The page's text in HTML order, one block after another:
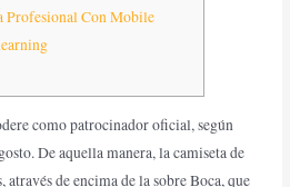
Profesional Con Mobile
como patrocinador oficial, según
De aquella manera, la camiseta de
de encima de la sobre Boca, que